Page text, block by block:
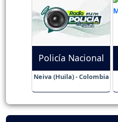
Policía Nacional
Neiva (Huila) - Colombia